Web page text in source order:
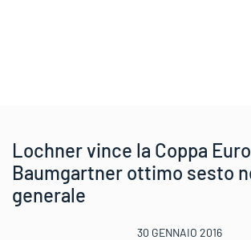
Lochner vince la Coppa
Baumgartner ottimo sesto
generale
30 GENNAIO 2016